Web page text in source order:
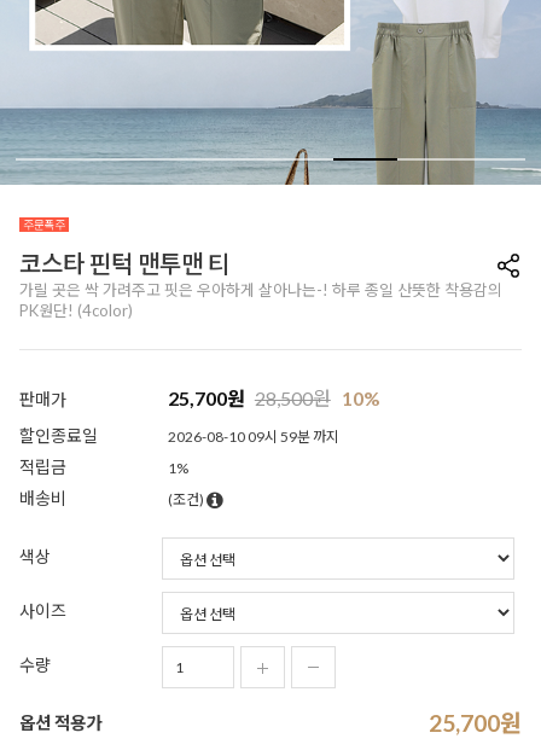
코스타 핀턱 맨투맨 티
가릴 곳은 싹 가려주고 핏은 우아하게 살아나는-! 하루 종일 산뜻한 착용감의
PK원단! (4color)
판매가 25,700원 28,500원 10%
할인종료일 2026-08-10 09시 59분 까지
적립금 1%
배송비 (조건)
색상
사이즈
수량
옵션 적용가 25,700원